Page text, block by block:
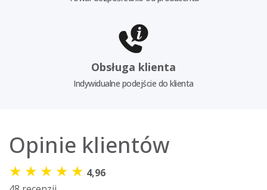
Obsługa klienta
Indywidualne podejście do klienta
Opinie klientów
★ ★ ★ ★ ★ 4,96